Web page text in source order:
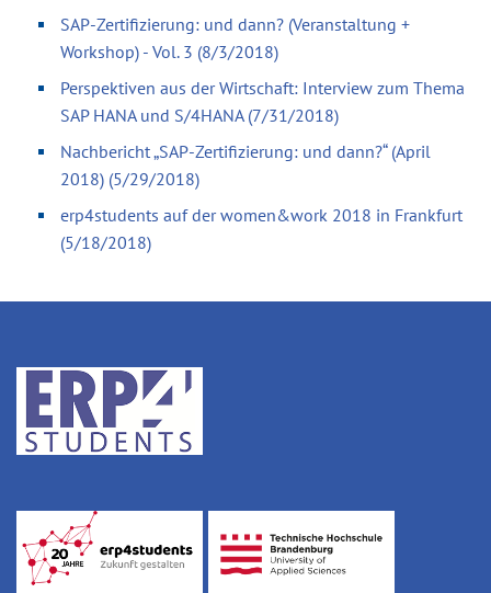
SAP-Zertifizierung: und dann? (Veranstaltung +
Workshop) - Vol. 3 (8/3/2018)
Perspektiven aus der Wirtschaft: Interview zum Thema
SAP HANA und S/4HANA (7/31/2018)
Nachbericht „SAP-Zertifizierung: und dann?“ (April
2018) (5/29/2018)
erp4students auf der women&work 2018 in Frankfurt
(5/18/2018)